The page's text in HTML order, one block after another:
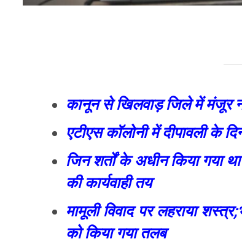
कानून से खिलवाड़ जिले में मंजूर
एटीएस कॉलोनी में दीपावली के
जिन शर्तों के अधीन किया गया
की कार्यवाही तय
मामूली विवाद पर लहराया
को किया गया तलब